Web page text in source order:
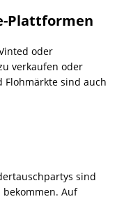
Plattformen
oder
verkaufen oder
sind auch
sind
Auf